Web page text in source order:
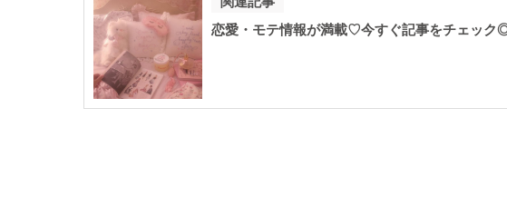
恋愛・モテ情報が満載♡今すぐ記事をチェック